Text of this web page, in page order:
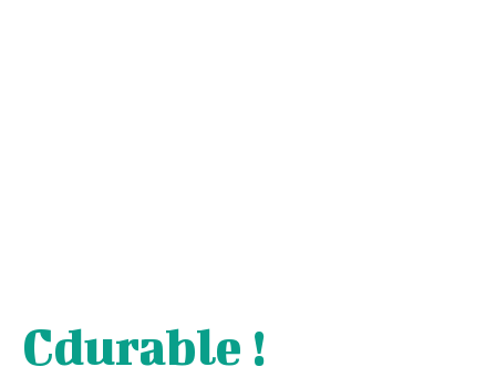
Cdurable !